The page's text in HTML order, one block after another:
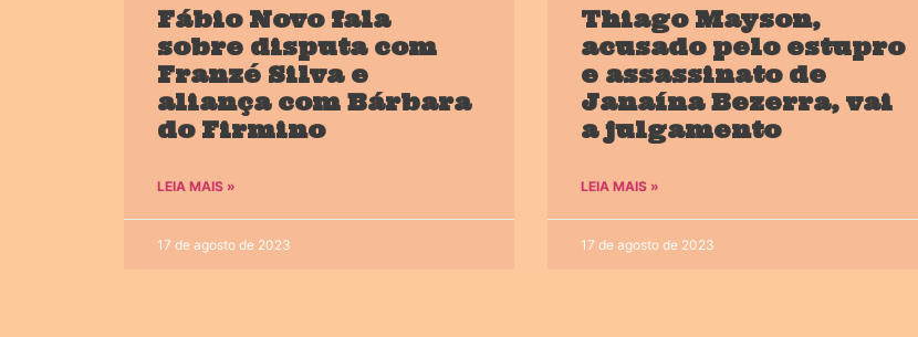
Fábio Novo fala
sobre disputa com
Franzé Silva e
aliança com Bárbara
do Firmino
LEIA MAIS »
17 de agosto de 2023
Thiago Mayson,
acusado pelo estupro
e assassinato de
Janaína Bezerra, vai
a julgamento
LEIA MAIS »
17 de agosto de 2023